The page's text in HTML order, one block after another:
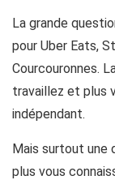
La grande
pour Uber Eats,
Courcouronnes.
travaillez et plus
indépendant.
Mais surtout une
plus vous